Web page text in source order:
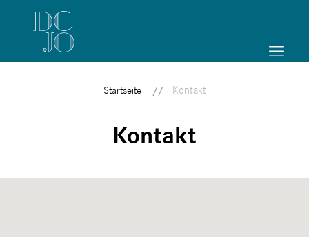
Startseite Kontakt
Kontakt